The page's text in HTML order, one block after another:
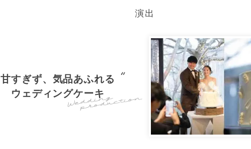
演出
甘すぎず、気品あふれる
ウェディングケーキ